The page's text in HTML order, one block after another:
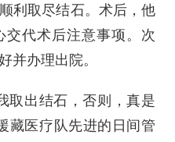
利取尽结石。术后，他
代术后注意事项。次
并办理出院。
取出结石，否则，真是
藏医疗队先进的日间管